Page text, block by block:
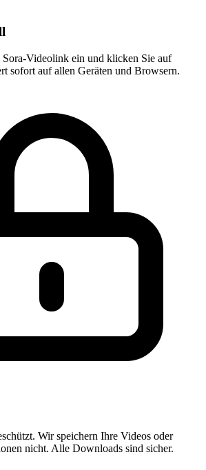
Sora-Videolink ein und klicken Sie auf
sofort auf allen Geräten und Browsern.
Wir speichern Ihre Videos oder
nicht. Alle Downloads sind sicher.